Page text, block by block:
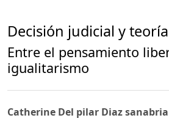
Decisión judicial y
Entre el pensamiento
igualitarismo
Catherine Del pilar Diaz sanabria